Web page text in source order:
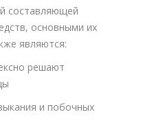
составляющей
основными их
являются:
решают
и побочных